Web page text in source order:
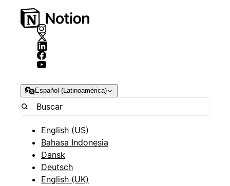
Español (Latinoamérica)
English (US)
Bahasa Indonesia
Dansk
Deutsch
English (UK)